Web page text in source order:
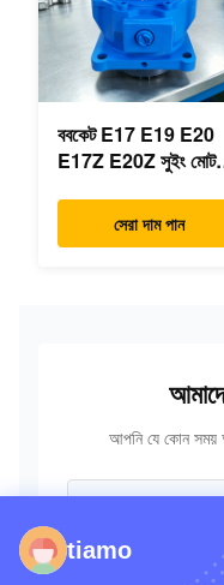
ববকেট E17 E19 E20
E17Z E20Z সুইং মোটর
7024419 মিনি
এক্সক্যাভারের জন্য
সেরা দাম পান
আপনি যে কোন সময়
tiamo